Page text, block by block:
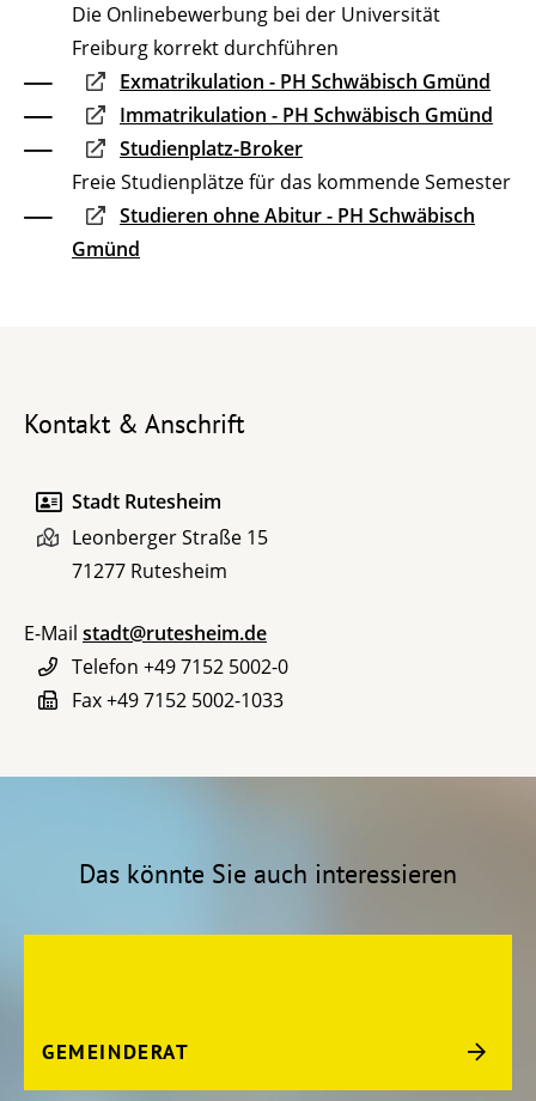
Die Onlinebewerbung bei der Universität
Freiburg korrekt durchführen
Exmatrikulation - PH Schwäbisch Gmünd
Immatrikulation - PH Schwäbisch Gmünd
Studienplatz-Broker
Freie Studienplätze für das kommende Semester
Studieren ohne Abitur - PH Schwäbisch
Gmünd
Kontakt & Anschrift
Stadt Rutesheim
Leonberger Straße 15
71277 Rutesheim
E-Mail stadt@rutesheim.de
Telefon +49 7152 5002-0
Fax+49 7152 5002-1033
Das könnte Sie auch interessieren
GEMEINDERAT